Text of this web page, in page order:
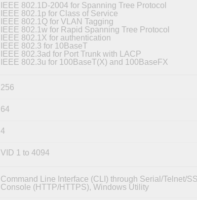
IEEE 802.1D-2004 for Spanning Tree Protocol
IEEE 802.1p for Class of Service
IEEE 802.1Q for VLAN Tagging
IEEE 802.1w for Rapid Spanning Tree Protocol
IEEE 802.1X for authentication
IEEE 802.3 for 10BaseT
IEEE 802.3ad for Port Trunk with LACP
IEEE 802.3u for 100BaseT(X) and 100BaseFX
256
64
4
VID 1 to 4094
Command Line Interface (CLI) through Serial/Telnet/
Console (HTTP/HTTPS), Windows Utility